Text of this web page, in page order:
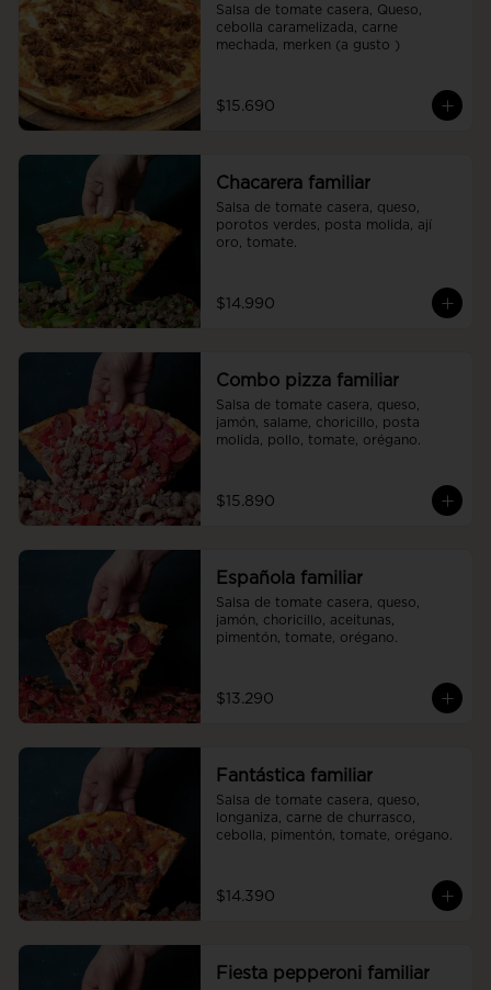
Salsa de tomate casera, Queso,
cebolla caramelizada, carne
mechada, merken (a gusto )
$15.690
Chacarera familiar
Salsa de tomate casera, queso,
porotos verdes, posta molida, ají
oro, tomate.
$14.990
Combo pizza familiar
Salsa de tomate casera, queso,
jamón, salame, choricillo, posta
molida, pollo, tomate, orégano.
$15.890
Española familiar
Salsa de tomate casera, queso,
jamón, choricillo, aceitunas,
pimentón, tomate, orégano.
$13.290
Fantástica familiar
Salsa de tomate casera, queso,
longaniza, carne de churrasco,
cebolla, pimentón, tomate, orégano.
$14.390
Fiesta pepperoni familiar